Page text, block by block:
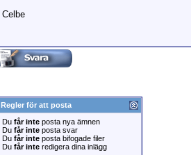
Celbe
Regler för att posta
Du får inte posta nya ämnen
Du får inte posta svar
Du får inte posta bifogade filer
Du får inte redigera dina inlägg